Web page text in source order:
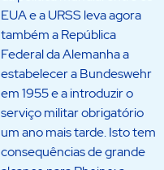
EUA e a URSS leva agora
também a República
Federal da Alemanha a
estabelecer a Bundeswehr
em 1955 e a introduzir o
serviço militar obrigatório
um ano mais tarde. Isto tem
consequências de grande